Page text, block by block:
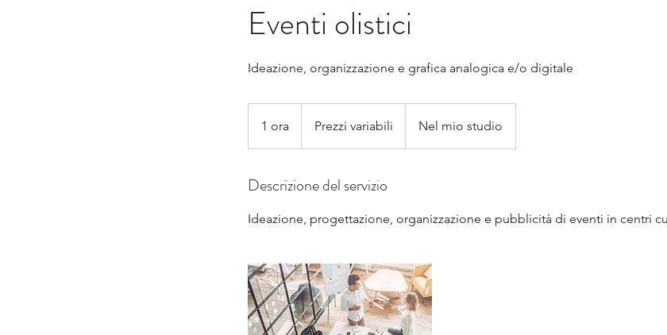
Eventi olistici
Ideazione, organizzazione e grafica analogica e/o digitale
1 ora
o
Prezzi variabili Nel mio studio
Descrizione del servizio
Ideazione, progettazione, organizzazione e pubblicità di eventi in centri